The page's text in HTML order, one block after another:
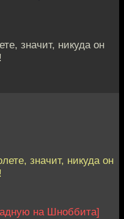
значит, никуда он
значит, никуда он
на Шноббита]